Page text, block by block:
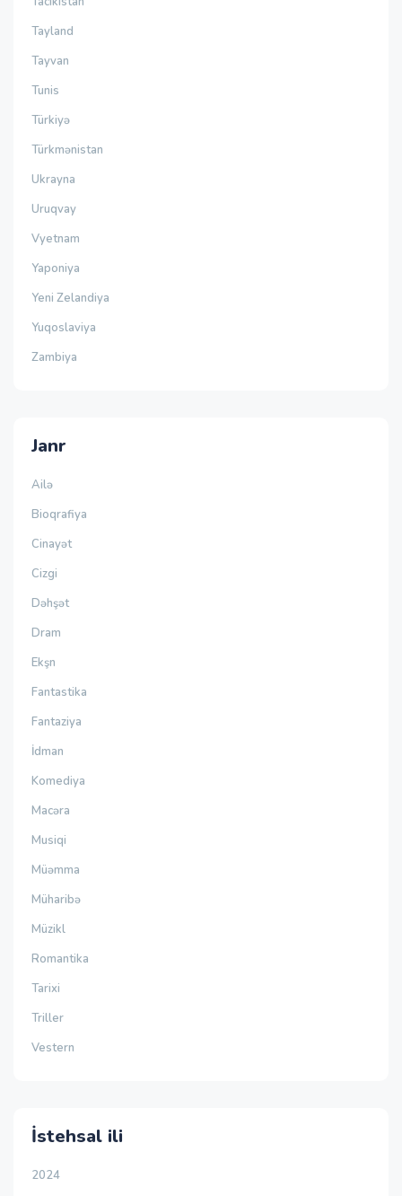
Tayland
Tayvan
Tunis
Türkiyə
Türkmənistan
Ukrayna
Uruqvay
Vyetnam
Yaponiya
Yeni Zelandiya
Yuqoslaviya
Zambiya
Janr
Ailə
Bioqrafiya
Cinayət
Cizgi
Dəhşət
Dram
Ekşn
Fantastika
Fantaziya
İdman
Komediya
Macəra
Musiqi
Müəmma
Müharibə
Müzikl
Romantika
Tarixi
Triller
Vestern
İstehsal ili
2024